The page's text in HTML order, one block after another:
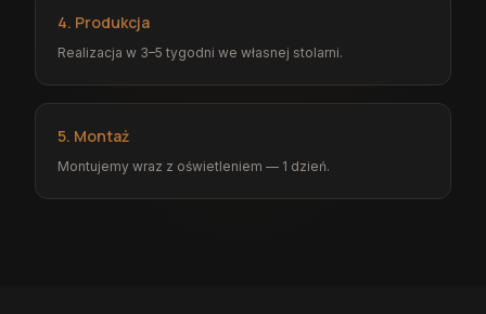
4. Produkcja
Realizacja w 3–5 tygodni we własnej stolarni.
5. Montaż
Montujemy wraz z oświetleniem — 1 dzień.